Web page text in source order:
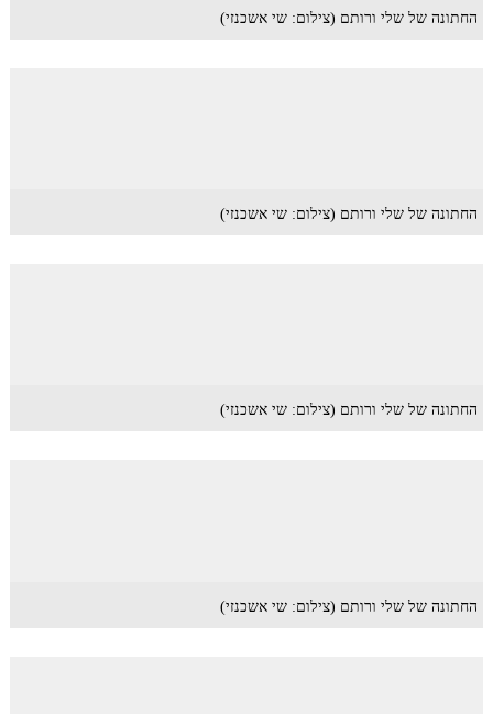
החתונה של שלי ורותם (צילום: שי אשכנזי)
החתונה של שלי ורותם (צילום: שי אשכנזי)
החתונה של שלי ורותם (צילום: שי אשכנזי)
החתונה של שלי ורותם (צילום: שי אשכנזי)